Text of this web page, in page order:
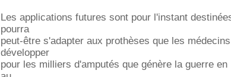
Les applications futures sont pour l'instant
pourra
peut-être s'adapter aux prothèses que les
développer
pour les milliers d'amputés que génère la guerre